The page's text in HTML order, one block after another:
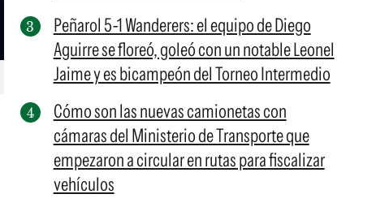
Peñarol 5-1 Wanderers: el equipo de Diego
Aguirre se floreó, goleó con un notable Leonel
Jaime y es bicampeón del Torneo Intermedio
Cómo son las nuevas camionetas con
cámaras del Ministerio de Transporte que
empezaron a circular en rutas para fiscalizar
vehículos